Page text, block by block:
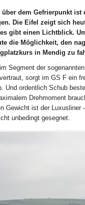
über dem Gefrierpunkt ist
Die Eifel zeigt sich
gibt einen Lichtblick.
die Möglichkeit, den
in Mendig zu
Segment der
sorgt im GS F ein
Und ordentlich Schub
Drehmoment
Gewicht ist der Luxusliner
unbedingt gesegnet.